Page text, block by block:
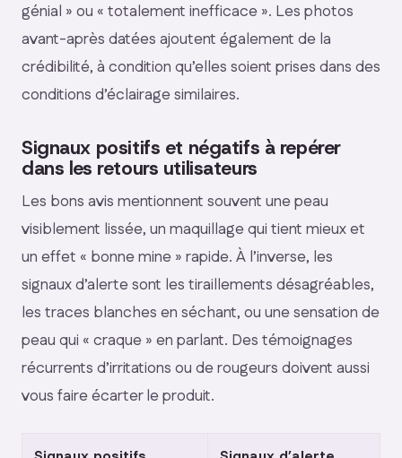
génial » ou « totalement inefficace ». Les photos
avant-après datées ajoutent également de la
crédibilité, à condition qu’elles soient prises dans des
conditions d’éclairage similaires.
Signaux positifs et négatifs à repérer
dans les retours utilisateurs
Les bons avis mentionnent souvent une peau
visiblement lissée, un maquillage qui tient mieux et
un effet « bonne mine » rapide. À l’inverse, les
signaux d’alerte sont les tiraillements désagréables,
les traces blanches en séchant, ou une sensation de
peau qui « craque » en parlant. Des témoignages
récurrents d’irritations ou de rougeurs doivent aussi
vous faire écarter le produit.